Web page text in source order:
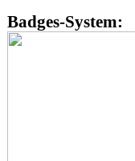
Badges-System: